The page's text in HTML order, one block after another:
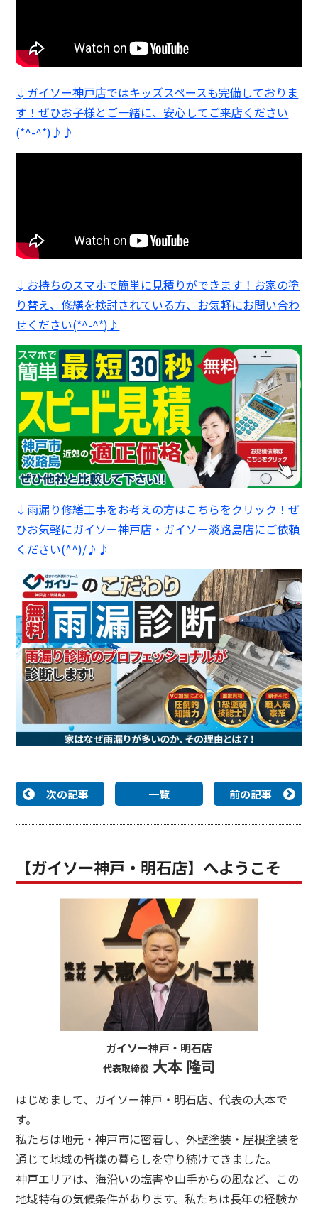
↓ガイソー神戸店ではキッズスペースも完備しておりま
す！ぜひお子様とご一緒に、安心してご来店ください
(*^-^*)♪♪
↓お持ちのスマホで簡単に見積りができます！お家の塗
り替え、修繕を検討されている方、お気軽にお問い合わ
せください(*^-^*)♪
↓雨漏り修繕工事をお考えの方はこちらをクリック！ぜ
ひお気軽にガイソー神戸店・ガイソー淡路島店にご依頼
ください(^^)/♪♪
次の記事 一覧 前の記事
【ガイソー神戸・明石店】へようこそ
ガイソー神戸・明石店
代表取締役大本 隆司
はじめまして、ガイソー神戸・明石店、代表の大本で
す。
私たちは地元・神戸市に密着し、外壁塗装・屋根塗装を
通じて地域の皆様の暮らしを守り続けてきました。
神戸エリアは、海沿いの塩害や山手からの風など、この
地域特有の気候条件があります。私たちは長年の経験か